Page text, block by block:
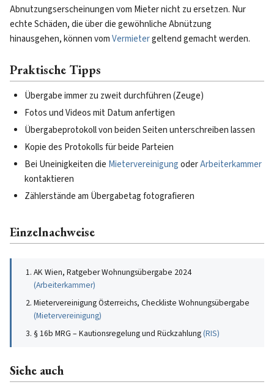
Abnutzungserscheinungen vom Mieter nicht zu ersetzen. Nur
echte Schäden, die über die gewöhnliche Abnützung
hinausgehen, können vomVermietergeltend gemacht werden.
Praktische Tipps
Übergabe immer zu zweit durchführen (Zeuge)
Fotos und Videos mit Datum anfertigen
Übergabeprotokoll von beiden Seiten unterschreiben lassen
Kopie des Protokolls für beide Parteien
Bei Uneinigkeiten die MietervereinigungoderArbeiterkammer
kontaktieren
Zählerstände am Übergabetag fotografieren
Einzelnachweise
AK Wien, Ratgeber Wohnungsübergabe 2024
(Arbeiterkammer)
Mietervereinigung Österreichs, Checkliste Wohnungsübergabe
(Mietervereinigung)
§ 16b MRG – Kautionsregelung und Rückzahlung(RIS)
Siehe auch